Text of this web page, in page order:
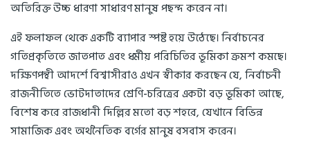
অতিরিক্ত উচ্চ ধারণা সাধারণ মানুষ পছন্দ করেন না।
এই ফলাফল থেকে একটি ব্যাপার স্পষ্ট হয়ে উঠেছে। নির্বাচনের
গতিপ্রকৃতিতে জাতপাত এবং ধর্মীয় পরিচিতির ভূমিকা ক্রমশ কমছে।
দক্ষিণপন্থী আদর্শে বিশ্বাসীরাও এখন স্বীকার করছেন যে, নির্বাচনী
রাজনীতিতে ভোটদাতাদের শ্রেণি-চরিত্রের একটা বড় ভূমিকা আছে,
বিশেষ করে রাজধানী দিল্লির মতো বড় শহরে, যেখানে বিভিন্ন
সামাজিক এবং অর্থনৈতিক বর্গের মানুষ বসবাস করেন।